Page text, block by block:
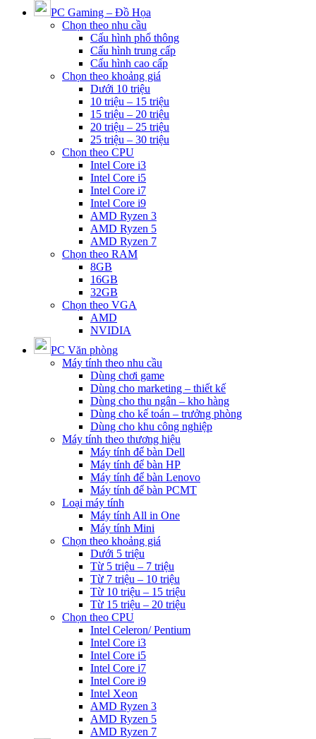
PC Gaming – Đồ Họa
Chọn theo nhu cầu
Cấu hình phổ thông
Cấu hình trung cấp
Cấu hình cao cấp
Chọn theo khoảng giá
Dưới 10 triệu
10 triệu – 15 triệu
15 triệu – 20 triệu
20 triệu – 25 triệu
25 triệu – 30 triệu
Chọn theo CPU
Intel Core i3
Intel Core i5
Intel Core i7
Intel Core i9
AMD Ryzen 3
AMD Ryzen 5
AMD Ryzen 7
Chọn theo RAM
8GB
16GB
32GB
Chọn theo VGA
AMD
NVIDIA
PC Văn phòng
Máy tính theo nhu cầu
Dùng chơi game
Dùng cho marketing – thiết kế
Dùng cho thu ngân – kho hàng
Dùng cho kế toán – trưởng phòng
Dùng cho khu công nghiệp
Máy tính theo thương hiệu
Máy tính để bàn Dell
Máy tính để bàn HP
Máy tính để bàn Lenovo
Máy tính để bàn PCMT
Loại máy tính
Máy tính All in One
Máy tính Mini
Chọn theo khoảng giá
Dưới 5 triệu
Từ 5 triệu – 7 triệu
Từ 7 triệu – 10 triệu
Từ 10 triệu – 15 triệu
Từ 15 triệu – 20 triệu
Chọn theo CPU
Intel Celeron/ Pentium
Intel Core i3
Intel Core i5
Intel Core i7
Intel Core i9
Intel Xeon
AMD Ryzen 3
AMD Ryzen 5
AMD Ryzen 7